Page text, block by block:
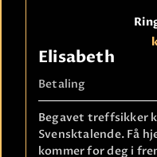
Elisabeth
Betaling
Begavet treffsikker
Svensktalende. Få
kommer for deg i